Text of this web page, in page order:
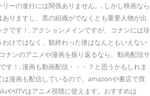
ーの進行には関係ありません。, しかし映画なら
りますし、黒の組織がでなくとも重要人物が出
です！, アクションメインですが、コナンには珍
わけではなく、観終わった後はなんともいえない
ナンのアニメや漫画を振り返るなら、動画配信サ
す！, 漫画も動画配信・・・？と思うかもしれま
漫画も配信しているので、amazonや書店で買
やdTVはアニメ視聴に使えます。おすすめは